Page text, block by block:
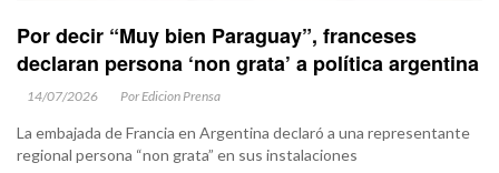
Por decir “Muy bien Paraguay”, franceses
declaran persona ‘non grata’ a política argentina
14/07/2026 Por Edicion Prensa
La embajada de Francia en Argentina declaró a una representante
regional persona “non grata” en sus instalaciones